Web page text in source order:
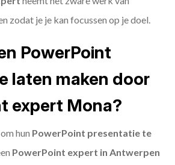
zodat je je kan focussen op je doel.
PowerPoint
laten maken door
expert Mona?
hun PowerPoint presentatie te
PowerPoint expert in Antwerpen